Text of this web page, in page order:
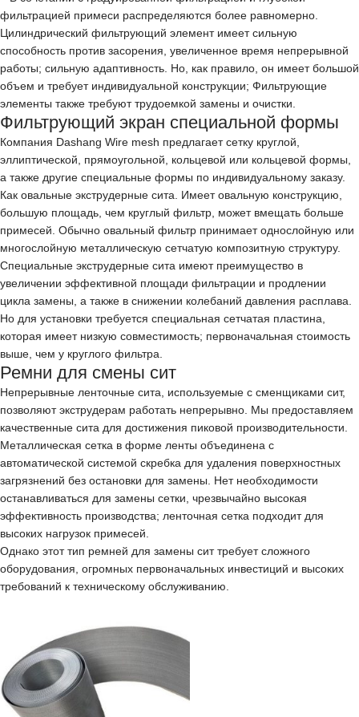
фильтрацией примеси распределяются более равномерно.
Цилиндрический фильтрующий элемент имеет сильную
способность против засорения, увеличенное время непрерывной
работы; сильную адаптивность. Но, как правило, он имеет большой
объем и требует индивидуальной конструкции; Фильтрующие
элементы также требуют трудоемкой замены и очистки.
Фильтрующий экран специальной формы
Компания Dashang Wire mesh предлагает сетку круглой,
эллиптической, прямоугольной, кольцевой или кольцевой формы,
а также другие специальные формы по индивидуальному заказу.
Как овальные экструдерные сита. Имеет овальную конструкцию,
большую площадь, чем круглый фильтр, может вмещать больше
примесей. Обычно овальный фильтр принимает однослойную или
многослойную металлическую сетчатую композитную структуру.
Специальные экструдерные сита имеют преимущество в
увеличении эффективной площади фильтрации и продлении
цикла замены, а также в снижении колебаний давления расплава.
Но для установки требуется специальная сетчатая пластина,
которая имеет низкую совместимость; первоначальная стоимость
выше, чем у круглого фильтра.
Ремни для смены сит
Непрерывные ленточные сита, используемые с сменщиками сит,
позволяют экструдерам работать непрерывно. Мы предоставляем
качественные сита для достижения пиковой производительности.
Металлическая сетка в форме ленты объединена с
автоматической системой скребка для удаления поверхностных
загрязнений без остановки для замены. Нет необходимости
останавливаться для замены сетки, чрезвычайно высокая
эффективность производства; ленточная сетка подходит для
высоких нагрузок примесей.
Однако этот тип ремней для замены сит требует сложного
оборудования, огромных первоначальных инвестиций и высоких
требований к техническому обслуживанию.